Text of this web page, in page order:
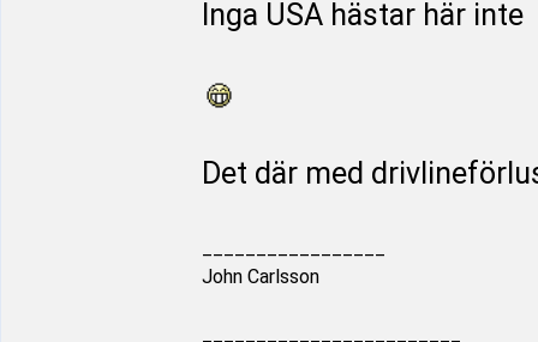
Inga USA hästar här inte
Det där med
John Carlsson